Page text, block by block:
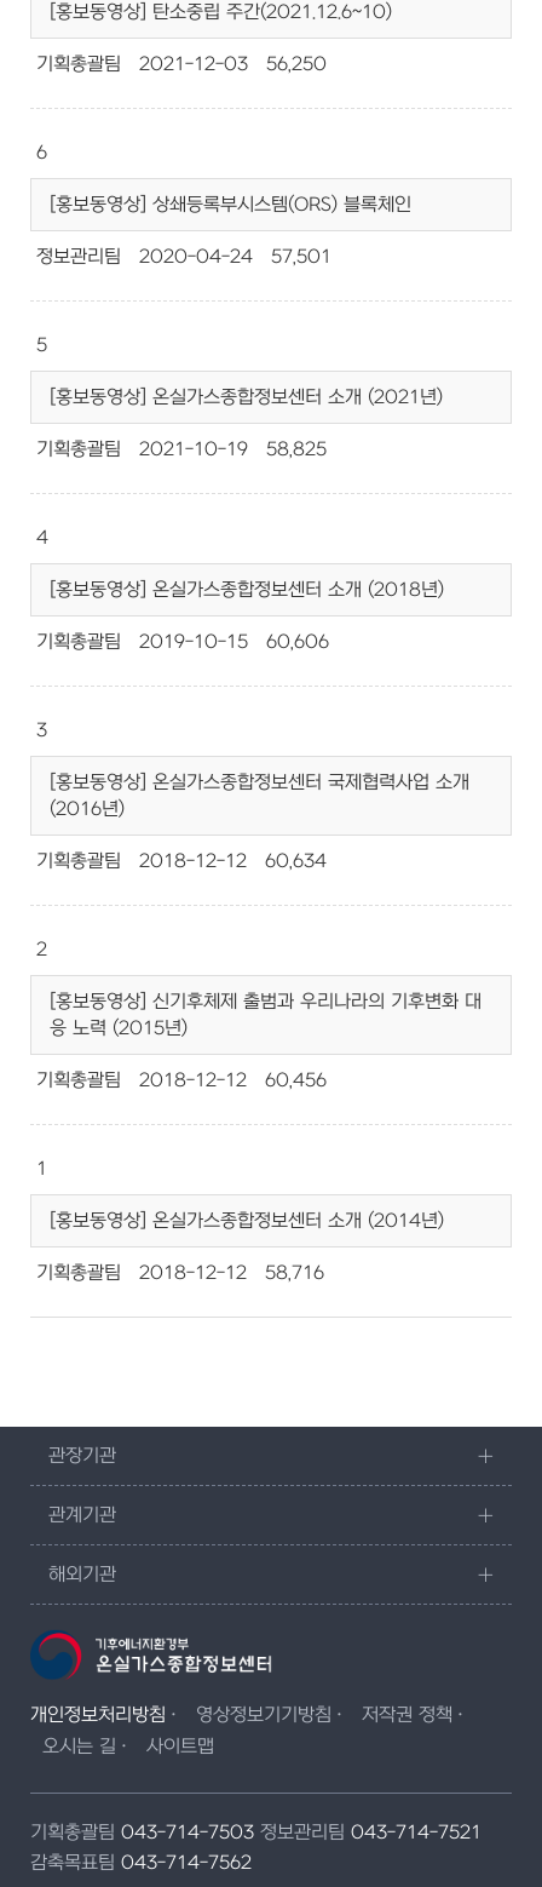
[홍보동영상] 탄소중립 주간(2021.12.6~10)
기획총괄팀 2021-12-03 56,250
6
[홍보동영상] 상쇄등록부시스템(ORS) 블록체인
정보관리팀 2020-04-24 57,501
5
[홍보동영상] 온실가스종합정보센터 소개 (2021년)
기획총괄팀 2021-10-19 58,825
4
[홍보동영상] 온실가스종합정보센터 소개 (2018년)
기획총괄팀 2019-10-15 60,606
3
[홍보동영상] 온실가스종합정보센터 국제협력사업 소개
(2016년)
기획총괄팀 2018-12-12 60,634
2
[홍보동영상] 신기후체제 출범과 우리나라의 기후변화 대
응 노력 (2015년)
기획총괄팀 2018-12-12 60,456
1
[홍보동영상] 온실가스종합정보센터 소개 (2014년)
기획총괄팀 2018-12-12 58,716
관장기관
관계기관
해외기관
개인정보처리방침 영상정보기기방침
저작권 정책
오시는 길
사이트맵
기획총괄팀 043-714-7503 정보관리팀 043-714-7521
감축목표팀 043-714-7562